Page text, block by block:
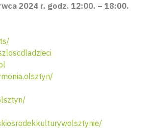
2024 r. godz. 12:00. – 18:00.